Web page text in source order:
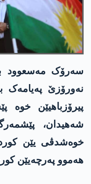
سەرۆک مەسعوود
نەورۆزێ پەیامەک
پیرۆزباھیێن خوە
شەھیدان،
خوەشدڤی یێن
ھەموو پەرچەیێن